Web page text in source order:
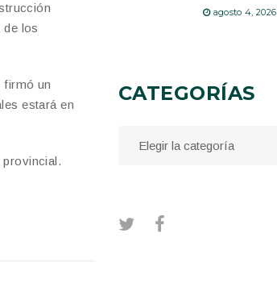
de los
firmó un
estará en
agosto 4, 2026
CATEGORÍAS